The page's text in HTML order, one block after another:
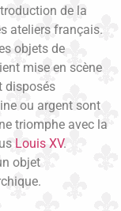
de la
ateliers français.
objets de
mise en scène
disposés
ou argent sont
triomphe avec la
Louis XV.
objet